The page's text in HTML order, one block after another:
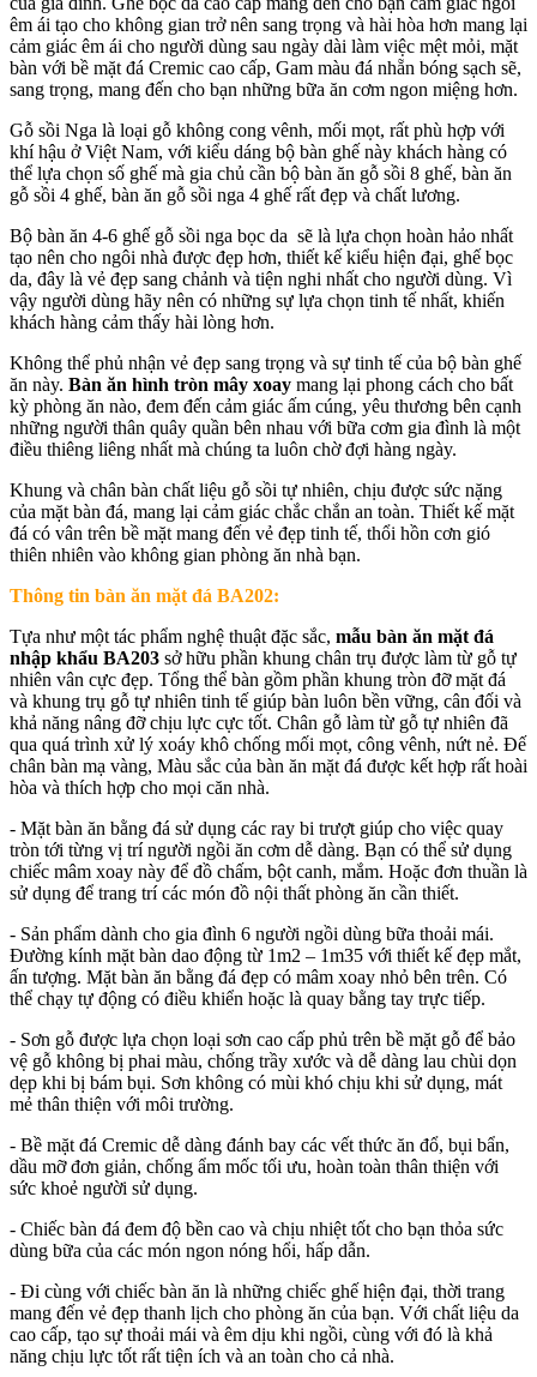
êm ái tạo cho không gian trở nên sang trọng và hài hòa hơn mang lại
cảm giác êm ái cho người dùng sau ngày dài làm việc mệt mỏi, mặt
bàn với bề mặt đá Cremic cao cấp, Gam màu đá nhẵn bóng sạch sẽ,
sang trọng, mang đến cho bạn những bữa ăn cơm ngon miệng hơn.
Gỗ sồi Nga là loại gỗ không cong vênh, mối mọt, rất phù hợp với
khí hậu ở Việt Nam, với kiểu dáng bộ bàn ghế này khách hàng có
thể lựa chọn số ghế mà gia chủ cần bộ bàn ăn gỗ sồi 8 ghế, bàn ăn
gỗ sồi 4 ghế, bàn ăn gỗ sồi nga 4 ghế rất đẹp và chất lương.
Bộ bàn ăn 4-6 ghế gỗ sồi nga bọc da sẽ là lựa chọn hoàn hảo nhất
tạo nên cho ngôi nhà được đẹp hơn, thiết kế kiểu hiện đại, ghế bọc
da, đây là vẻ đẹp sang chảnh và tiện nghi nhất cho người dùng. Vì
vậy người dùng hãy nên có những sự lựa chọn tinh tế nhất, khiến
khách hàng cảm thấy hài lòng hơn.
Không thể phủ nhận vẻ đẹp sang trọng và sự tinh tế của bộ bàn ghế
ăn này. Bàn ăn hình tròn mây xoay mang lại phong cách cho bất
kỳ phòng ăn nào, đem đến cảm giác ấm cúng, yêu thương bên cạnh
những người thân quây quần bên nhau với bữa cơm gia đình là một
điều thiêng liêng nhất mà chúng ta luôn chờ đợi hàng ngày.
Khung và chân bàn chất liệu gỗ sồi tự nhiên, chịu được sức nặng
của mặt bàn đá, mang lại cảm giác chắc chắn an toàn. Thiết kế mặt
đá có vân trên bề mặt mang đến vẻ đẹp tinh tế, thổi hồn cơn gió
thiên nhiên vào không gian phòng ăn nhà bạn.
Thông tin bàn ăn mặt đá BA202:
Tựa như một tác phẩm nghệ thuật đặc sắc, mẫu bàn ăn mặt đá
nhập khẩu BA203 sở hữu phần khung chân trụ được làm từ gỗ tự
nhiên vân cực đẹp. Tổng thể bàn gồm phần khung tròn đỡ mặt đá
và khung trụ gỗ tự nhiên tinh tế giúp bàn luôn bền vững, cân đối và
khả năng nâng đỡ chịu lực cực tốt. Chân gỗ làm từ gỗ tự nhiên đã
qua quá trình xử lý xoáy khô chống mối mọt, công vênh, nứt nẻ. Đế
chân bàn mạ vàng, Màu sắc của bàn ăn mặt đá được kết hợp rất hoài
hòa và thích hợp cho mọi căn nhà.
- Mặt bàn ăn bằng đá sử dụng các ray bi trượt giúp cho việc quay
tròn tới từng vị trí người ngồi ăn cơm dễ dàng. Bạn có thể sử dụng
chiếc mâm xoay này để đồ chấm, bột canh, mắm. Hoặc đơn thuần là
sử dụng để trang trí các món đồ nội thất phòng ăn cần thiết.
- Sản phẩm dành cho gia đình 6 người ngồi dùng bữa thoải mái.
Đường kính mặt bàn dao động từ 1m2 – 1m35 với thiết kế đẹp mắt,
ấn tượng. Mặt bàn ăn bằng đá đẹp có mâm xoay nhỏ bên trên. Có
thể chạy tự động có điều khiển hoặc là quay bằng tay trực tiếp.
- Sơn gỗ được lựa chọn loại sơn cao cấp phủ trên bề mặt gỗ để bảo
vệ gỗ không bị phai màu, chống trầy xước và dễ dàng lau chùi dọn
dẹp khi bị bám bụi. Sơn không có mùi khó chịu khi sử dụng, mát
mẻ thân thiện với môi trường.
- Bề mặt đá Cremic dễ dàng đánh bay các vết thức ăn đổ, bụi bẩn,
dầu mỡ đơn giản, chống ẩm mốc tối ưu, hoàn toàn thân thiện với
sức khoẻ người sử dụng.
- Chiếc bàn đá đem độ bền cao và chịu nhiệt tốt cho bạn thỏa sức
dùng bữa của các món ngon nóng hổi, hấp dẫn.
- Đi cùng với chiếc bàn ăn là những chiếc ghế hiện đại, thời trang
mang đến vẻ đẹp thanh lịch cho phòng ăn của bạn. Với chất liệu da
cao cấp, tạo sự thoải mái và êm dịu khi ngồi, cùng với đó là khả
năng chịu lực tốt rất tiện ích và an toàn cho cả nhà.